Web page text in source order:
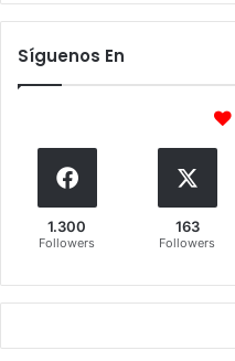
Síguenos En
1.300
Followers
163
Followers